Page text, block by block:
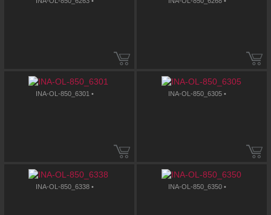
INA-OL-850_6301 • INA-OL-850_6305 •
INA-OL-850_6338 • INA-OL-850_6350 •